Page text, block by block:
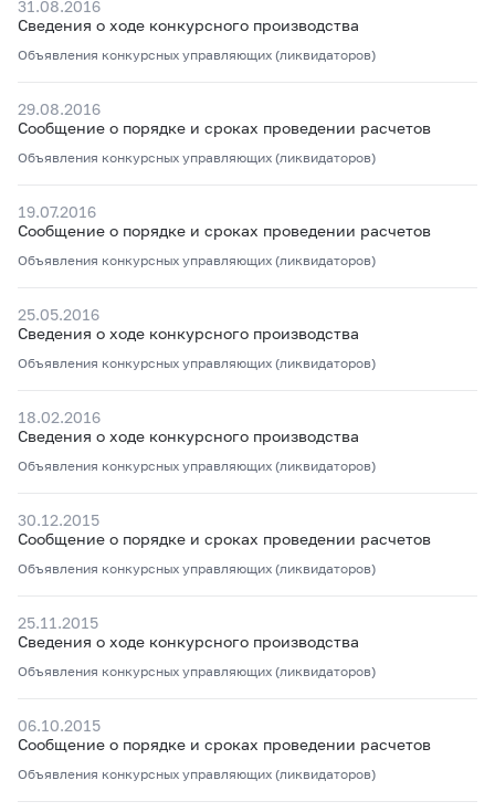
31.08.2016
Сведения о ходе конкурсного производства
Объявления конкурсных управляющих (ликвидаторов)
29.08.2016
Сообщение о порядке и сроках проведении расчетов
Объявления конкурсных управляющих (ликвидаторов)
19.07.2016
Сообщение о порядке и сроках проведении расчетов
Объявления конкурсных управляющих (ликвидаторов)
25.05.2016
Сведения о ходе конкурсного производства
Объявления конкурсных управляющих (ликвидаторов)
18.02.2016
Сведения о ходе конкурсного производства
Объявления конкурсных управляющих (ликвидаторов)
30.12.2015
Сообщение о порядке и сроках проведении расчетов
Объявления конкурсных управляющих (ликвидаторов)
25.11.2015
Сведения о ходе конкурсного производства
Объявления конкурсных управляющих (ликвидаторов)
06.10.2015
Сообщение о порядке и сроках проведении расчетов
Объявления конкурсных управляющих (ликвидаторов)